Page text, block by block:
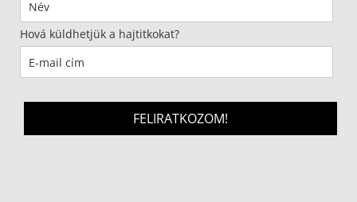
Hová küldhetjük a hajtitkokat?
FELIRATKOZOM!